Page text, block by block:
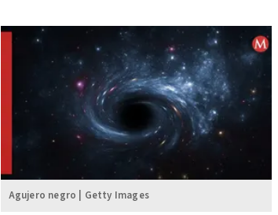
Agujero negro | Getty Images